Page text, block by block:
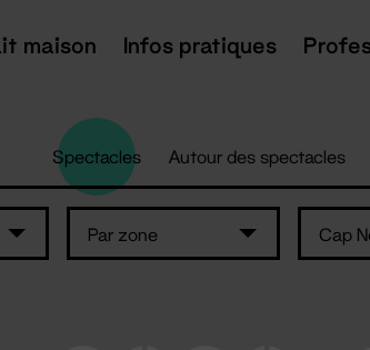
maison Infos pratiques
Spectacles Autour des spectacles
Par zone Cap